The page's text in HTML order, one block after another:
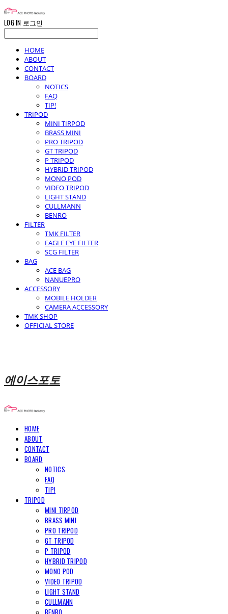
LOG IN 로그인
HOME
ABOUT
CONTACT
BOARD
NOTICS
FAQ
TIP!
TRIPOD
MINI TIRPOD
BRASS MINI
PRO TRIPOD
GT TRIPOD
P TRIPOD
HYBRID TRIPOD
MONO POD
VIDEO TRIPOD
LIGHT STAND
CULLMANN
BENRO
FILTER
TMK FILTER
EAGLE EYE FILTER
SCG FILTER
BAG
ACE BAG
NANUEPRO
ACCESSORY
MOBILE HOLDER
CAMERA ACCESSORY
TMK SHOP
OFFICIAL STORE
에이스포토
HOME
ABOUT
CONTACT
BOARD
NOTICS
FAQ
TIP!
TRIPOD
MINI TIRPOD
BRASS MINI
PRO TRIPOD
GT TRIPOD
P TRIPOD
HYBRID TRIPOD
MONO POD
VIDEO TRIPOD
LIGHT STAND
CULLMANN
BENRO